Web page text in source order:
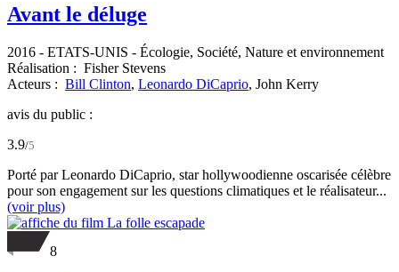
Avant le déluge
2016 - ETATS-UNIS - Écologie, Société, Nature et environnement
Réalisation : Fisher Stevens
Acteurs : Bill Clinton, Leonardo DiCaprio, John Kerry
avis du public :
3.9/5
Porté par Leonardo DiCaprio, star hollywoodienne oscarisée célèbre
pour son engagement sur les questions climatiques et le réalisateur...
(voir plus)
8